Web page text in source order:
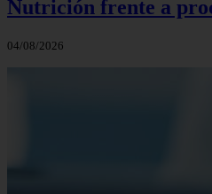
Nutrición frente a
04/08/2026